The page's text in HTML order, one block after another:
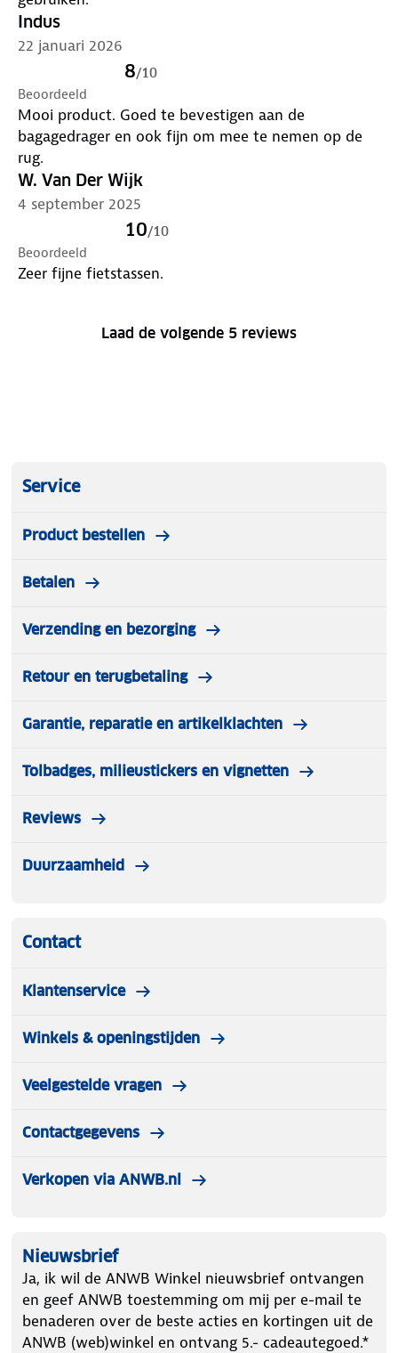
Indus
22 januari 2026
8/10
Beoordeeld
Mooi product. Goed te bevestigen aan de
bagagedrager en ook fijn om mee te nemen op de
rug.
W. Van Der Wijk
4 september 2025
10/10
Beoordeeld
Zeer fijne fietstassen.
Laad de volgende 5 reviews
Service
Product bestellen
Betalen
Verzending en bezorging
Retour en terugbetaling
Garantie, reparatie en artikelklachten
Tolbadges, milieustickers en vignetten
Reviews
Duurzaamheid
Contact
Klantenservice
Winkels & openingstijden
Veelgestelde vragen
Contactgegevens
Verkopen via ANWB.nl
Nieuwsbrief
Ja, ik wil de ANWB Winkel nieuwsbrief ontvangen
en geef ANWB toestemming om mij per e-mail te
benaderen over de beste acties en kortingen uit de
ANWB (web)winkel en ontvang 5.- cadeautegoed.*